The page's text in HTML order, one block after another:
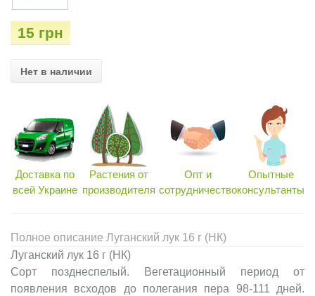
15 грн
Нет в наличии
Доставка по
всей Украине
Растения от
производителя
Опт и
сотрудничество
Опытные
консультанты
Полное описание Луганский лук 16 г (НК)
Луганский лук 16 г (НК)
Сорт позднеспелый. Вегетационный период от
появления всходов до полегания пера 98-111 дней.